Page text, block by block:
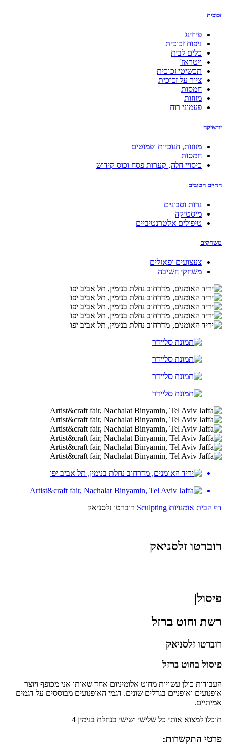
זכוכית
פיוזינג
ניפוח זכוכית
כלים לבית
ויטראז'
תכשיטי זכוכית
ציור על זכוכית
חמסות
מזוזות
פעמוני רוח
יודאיקה
מזוזות, חנוכיות ופמוטים
חמסות
כיסויי חלה, קערות פסח וכוס קידוש
החיים הטובים
נרות וסבונים
מיסטיקה
טיפולים אלטרנטיביים
משחקים
צעצועים ופאזלים
משחקי חשיבה
דף הבית אומנויות Sculpting רוברטו זלסניאק
רוברטו זלסניאק
פיסול|
רשת וחוט ברזל
רוברטו זלסניאק
פיסול בחוט ברזל
העבודות כולן עשויות מחוט אלומיניום אחד שאותו אני מכופף ויוצר
אופנועים ואופניים בגדלים שונים. דגמי האופנועים מבוססים על דגמים
אמיתיים.
תוכלו למצוא אותי כל שלישי ושישי בנחלת בנימין 4
פרטי התקשרות: